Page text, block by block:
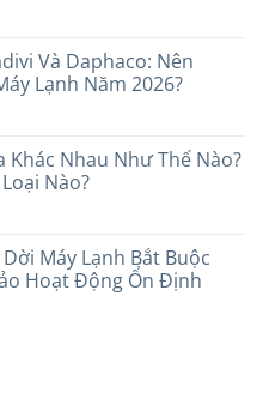
Và Daphaco: Nên
Lạnh Năm 2026?
Khác Nhau Như Thế Nào?
Nào?
Máy Lạnh Bắt Buộc
Hoạt Động Ổn Định